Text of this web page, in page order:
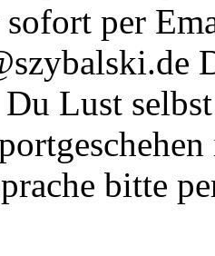
per
Du Lust
bitte